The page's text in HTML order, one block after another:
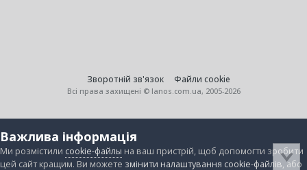
Зворотній зв'язок Файли cookie
Всі права захищені © lanos.com.ua, 2005-2026
Важлива інформація
Ми розмістили cookie-файлы на ваш пристрій, щоб допомогти зробити
цей сайт кращим. Ви можете змінити налаштування cookie-файлів, або